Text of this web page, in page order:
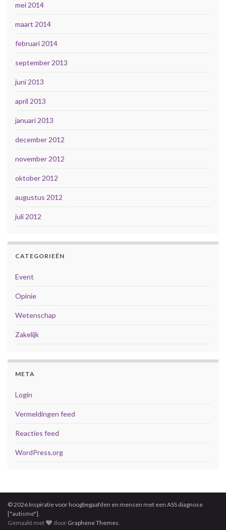
mei 2014
maart 2014
februari 2014
september 2013
juni 2013
april 2013
januari 2013
december 2012
november 2012
oktober 2012
augustus 2012
juli 2012
CATEGORIEËN
Event
Opinie
Wetenschap
Zakelijk
META
Login
Vermeldingen feed
Reacties feed
WordPress.org
© 2026 Inspiratie voor hoogbegaafden en mensen met een ASS diagnose
["autisme"].
Gemaakt met
door Graphene Themes.